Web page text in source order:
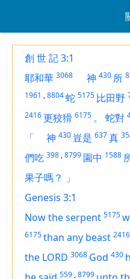
創 世 記 3:1
耶和華 3068 神 430 所
1961 ,8804蛇 5175 比田野
2416更狡猾 6175 。 蛇對
「
神 430 豈是 637真
們吃 398 ,8799 園中 1588
果子嗎？ 」
Genesis 3:1
Now the serpent 5175
6175than any beast 2416
the LORD 3068 God 430
559 ,8799